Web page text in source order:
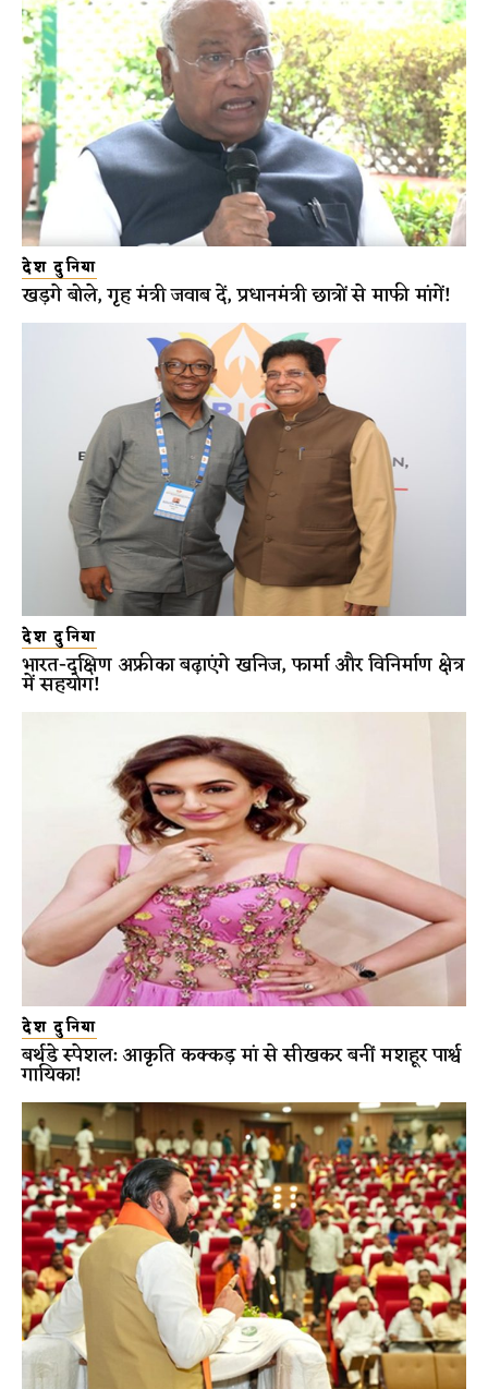
देश दुनिया
खड़गे बोले, गृह मंत्री जवाब दें, प्रधानमंत्री छात्रों से माफी मांगें!
देश दुनिया
भारत-दक्षिण अफ्रीका बढ़ाएंगे खनिज, फार्मा और विनिर्माण क्षेत्र
में सहयोग!
देश दुनिया
बर्थडे स्पेशल: आकृति कक्कड़ मां से सीखकर बनीं मशहूर पार्श्व
गायिका!